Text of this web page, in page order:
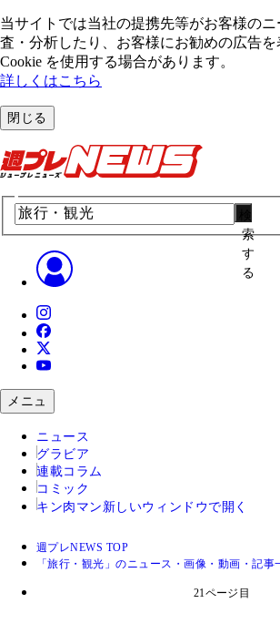
当サイトでは当社の提携先等がお客様の
査・分析したり、お客様にお勧めの広告
Cookie を使⽤する場合があります。
詳しくはこちら
閉じる
索
す
る
メニュ
ニュース
グラビア
連載コラム
コミック
キン肉マン 新しいウィンドウで開く
週プレNEWS TOP
「旅行・観光」のニュース・画像・動画・記事
21ページ目